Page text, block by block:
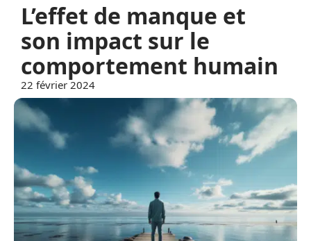
L’effet de manque et
son impact sur le
comportement humain
22 février 2024